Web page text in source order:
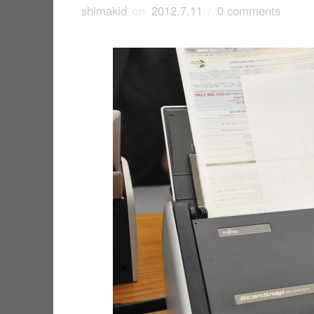
shimakid on 2012.7.11 0 comments